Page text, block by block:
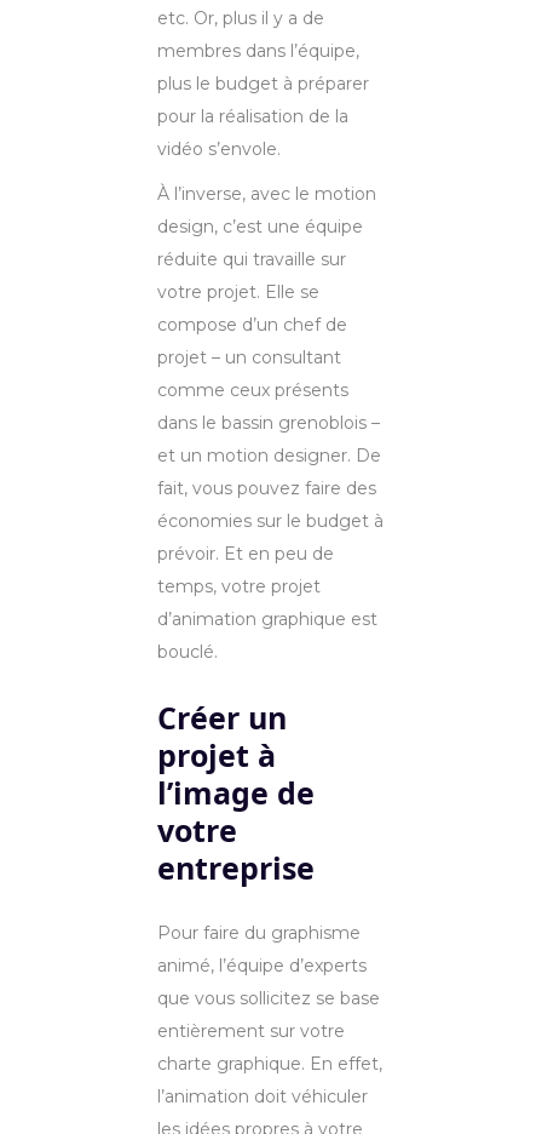
etc. Or, plus il y a de
membres dans l’équipe,
plus le budget à préparer
pour la réalisation de la
vidéo s’envole.
À l’inverse, avec le motion
design, c’est une équipe
réduite qui travaille sur
votre projet. Elle se
compose d’un chef de
projet – un consultant
comme ceux présents
dans le bassin grenoblois –
et un motion designer. De
fait, vous pouvez faire des
économies sur le budget à
prévoir. Et en peu de
temps, votre projet
d’animation graphique est
bouclé.
Créer un
projet à
l’image de
votre
entreprise
Pour faire du graphisme
animé, l’équipe d’experts
que vous sollicitez se base
entièrement sur votre
charte graphique. En effet,
l’animation doit véhiculer
les idées propres à votre